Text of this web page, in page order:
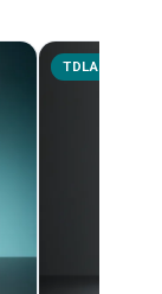
TDLAS